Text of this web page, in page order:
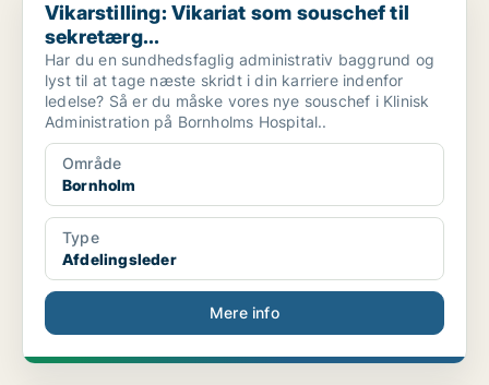
Vikarstilling: Vikariat som souschef til
sekretærg...
Har du en sundhedsfaglig administrativ baggrund og
lyst til at tage næste skridt i din karriere indenfor
ledelse? Så er du måske vores nye souschef i Klinisk
Administration på Bornholms Hospital..
Område
Bornholm
Type
Afdelingsleder
Mere info